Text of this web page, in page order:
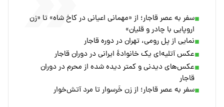
سفر به عصر قاجار؛ از «مهمانی اعیانی در کاخ شاه» تا «زن
اروپایی با چادر و قلیان»
نمایی از پل رومی، تهران در دوره قاجار
عکس آتلیه‌ای یک خانوادۀ ایرانی در دوران قاجار
عکس‌های دیدنی و کمتر دیده شده از محرم در دوران
قاجار
سفر به عصر قاجار؛ از زن خَرسوار تا مرد آتش‌خوار